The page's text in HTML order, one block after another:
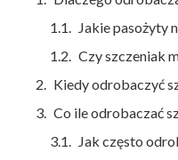
Jakie pasożyty
Czy szczeniak
Kiedy odrobaczyć
Co ile odrobaczać
Jak często